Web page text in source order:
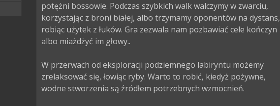
potężni bossowie. Podczas szybkich walk walczymy w zwarciu,
korzystając z broni białej, albo trzymamy oponentów na dystans,
robiąc użytek z łuków. Gra zezwala nam pozbawiać cele kończyn
albo miażdżyć im głowy..
W przerwach od eksploracji podziemnego labiryntu możemy
zrelaksować się, łowiąc ryby. Warto to robić, kiedyż pożywne,
wodne stworzenia są źródłem potrzebnych wzmocnień.